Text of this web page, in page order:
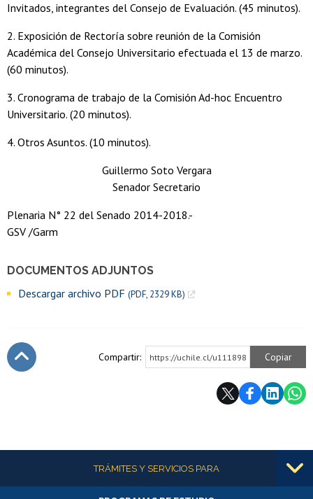
DOCUMENTOS ADJUNTOS
Descargar archivo PDF (PDF, 2329 KB)
Invitados, integrantes del Consejo de Evaluación. (45 minutos).
2. Exposición de Rectoría sobre reunión de la Comisión
Académica del Consejo Universitario efectuada el 13 de marzo.
(60 minutos).
3. Cronograma de trabajo de la Comisión Ad-hoc Encuentro
Universitario. (20 minutos).
4. Otros Asuntos. (10 minutos).
Guillermo Soto Vergara
Senador Secretario
Plenaria N° 22 del Senado 2014-2018.-
GSV /Garm
Compartir: https://uchile.cl/u111898 Copiar
Más informaciónTRÁMITES Y SERVICIOS PARA